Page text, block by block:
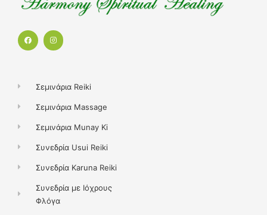
F
a
I
n
m
Σεμινάρια Reiki
Σεμινάρια Massage
Σεμινάρια Munay Ki
Συνεδρία Usui Reiki
Συνεδρία Karuna Reiki
Συνεδρία με Ιόχρους
Φλόγα